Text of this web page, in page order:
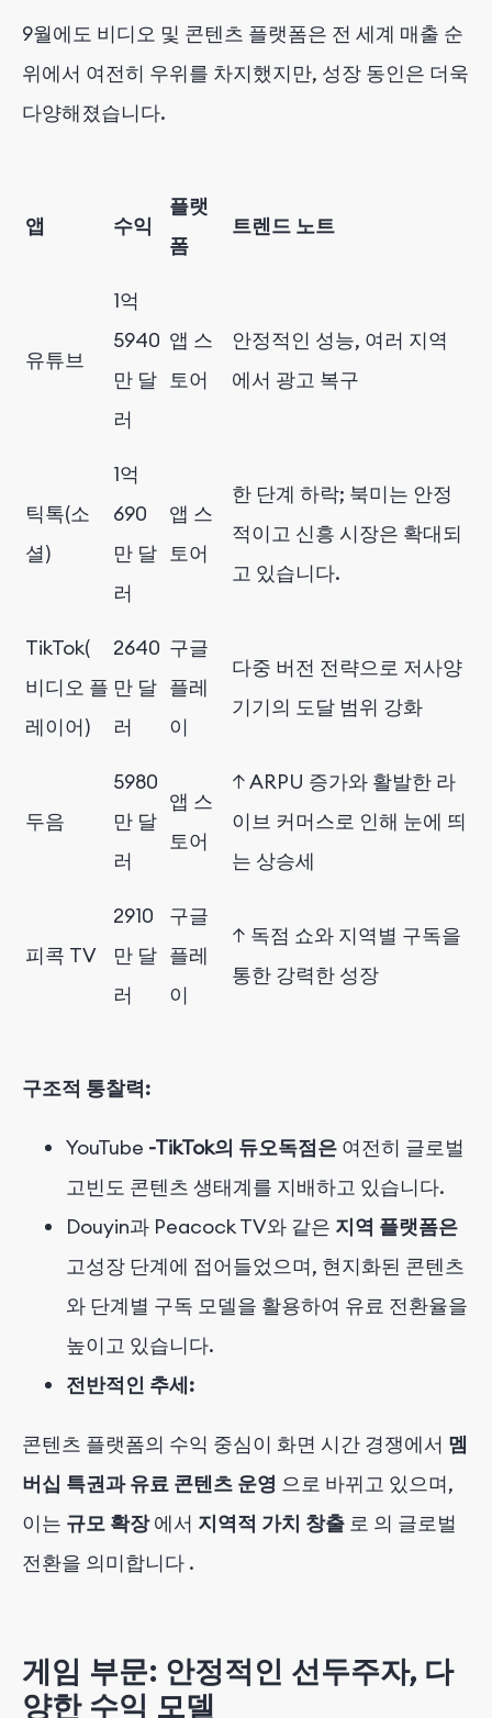
9월에도 비디오 및 콘텐츠 플랫폼은 전 세계 매출 순
위에서 여전히 우위를 차지했지만, 성장 동인은 더욱
다양해졌습니다.
앱 수익
플랫
폼
트렌드 노트
유튜브
1억
5940
만 달
러
앱 스
토어
안정적인 성능, 여러 지역
에서 광고 복구
틱톡(소
셜)
1억
690
만 달
러
앱 스
토어
한 단계 하락; 북미는 안정
적이고 신흥 시장은 확대되
고 있습니다.
TikTok(
비디오 플
레이어)
2640
만 달
러
구글
플레
이
다중 버전 전략으로 저사양
기기의 도달 범위 강화
두음
5980
만 달
러
앱 스
토어
↑ ARPU 증가와 활발한 라
이브 커머스로 인해 눈에 띄
는 상승세
피콕 TV
2910
만 달
러
구글
플레
이
↑ 독점 쇼와 지역별 구독을
통한 강력한 성장
구조적 통찰력:
YouTube -TikTok의 듀오독점은 여전히 글로벌
고빈도 콘텐츠 생태계를 지배하고 있습니다.
Douyin과 Peacock TV와 같은 지역 플랫폼은
고성장 단계에 접어들었으며, 현지화된 콘텐츠
와 단계별 구독 모델을 활용하여 유료 전환율을
높이고 있습니다.
전반적인 추세:
콘텐츠 플랫폼의 수익 중심이 화면 시간 경쟁에서 멤
버십 특권과 유료 콘텐츠 운영 으로 바뀌고 있으며,
이는 규모 확장에서 지역적 가치 창출 로 의 글로벌
전환을 의미합니다 .
게임 부문: 안정적인 선두주자, 다
양한 수익 모델